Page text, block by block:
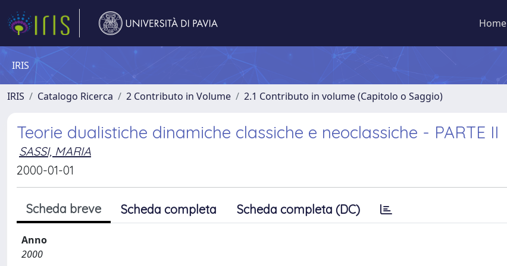
Home
IRIS
IRIS Catalogo Ricerca 2 Contributo in Volume 2.1 Contributo in volume (Capitolo o Saggio)
Teorie dualistiche dinamiche classiche e neoclassiche - PARTE II
SASSI, MARIA
2000-01-01
Scheda breve Scheda completa Scheda completa (DC)
Anno
2000